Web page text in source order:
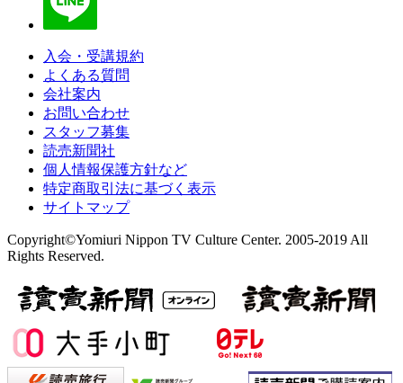
入会・受講規約
よくある質問
会社案内
お問い合わせ
スタッフ募集
読売新聞社
個人情報保護方針など
特定商取引法に基づく表示
サイトマップ
Copyright©Yomiuri Nippon TV Culture Center. 2005-2019 All
Rights Reserved.